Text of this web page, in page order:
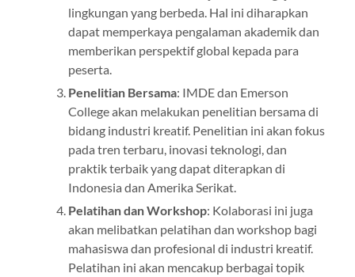
lingkungan yang berbeda. Hal ini diharapkan
dapat memperkaya pengalaman akademik dan
memberikan perspektif global kepada para
peserta.
Penelitian Bersama: IMDE dan Emerson
College akan melakukan penelitian bersama di
bidang industri kreatif. Penelitian ini akan fokus
pada tren terbaru, inovasi teknologi, dan
praktik terbaik yang dapat diterapkan di
Indonesia dan Amerika Serikat.
Pelatihan dan Workshop: Kolaborasi ini juga
akan melibatkan pelatihan dan workshop bagi
mahasiswa dan profesional di industri kreatif.
Pelatihan ini akan mencakup berbagai topik